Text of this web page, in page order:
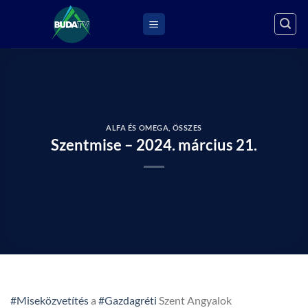
ALFA ÉS OMEGA ÖSSZES
Szentmise – 2024. március 21.
#Miseközvetítésa #Gazdagréti Szent Angyalok